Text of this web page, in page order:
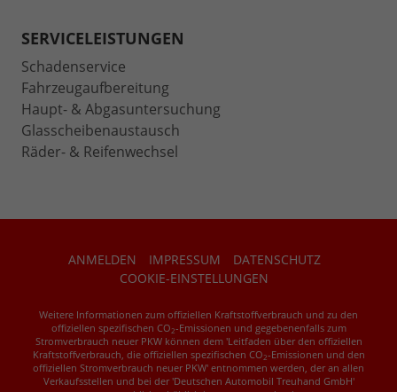
SERVICELEISTUNGEN
Schadenservice
Fahrzeugaufbereitung
Haupt- & Abgasuntersuchung
Glasscheibenaustausch
Räder- & Reifenwechsel
ANMELDEN IMPRESSUM
DATENSCHUTZ
COOKIE-EINSTELLUNGEN
Weitere Informationen zum offiziellen Kraftstoffverbrauch und zu den
offiziellen spezifischen CO2-Emissionen und gegebenenfalls zum
Stromverbrauch neuer PKW können dem 'Leitfaden über den offiziellen
Kraftstoffverbrauch, die offiziellen spezifischen CO2-Emissionen und den
offiziellen Stromverbrauch neuer PKW' entnommen werden, der an allen
Verkaufsstellen und bei der 'Deutschen Automobil Treuhand GmbH'